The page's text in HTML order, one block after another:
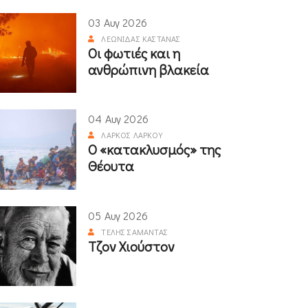
03 Αυγ 2026
ΛΕΩΝΊΔΑΣ ΚΑΣΤΑΝΆΣ
Οι φωτιές και η
ανθρώπινη βλακεία
04 Αυγ 2026
ΛΆΡΚΟΣ ΛΆΡΚΟΥ
Ο «κατακλυσμός» της
Θέουτα
05 Αυγ 2026
ΤΈΛΗΣ ΣΑΜΑΝΤΆΣ
Τζον Χιούστον